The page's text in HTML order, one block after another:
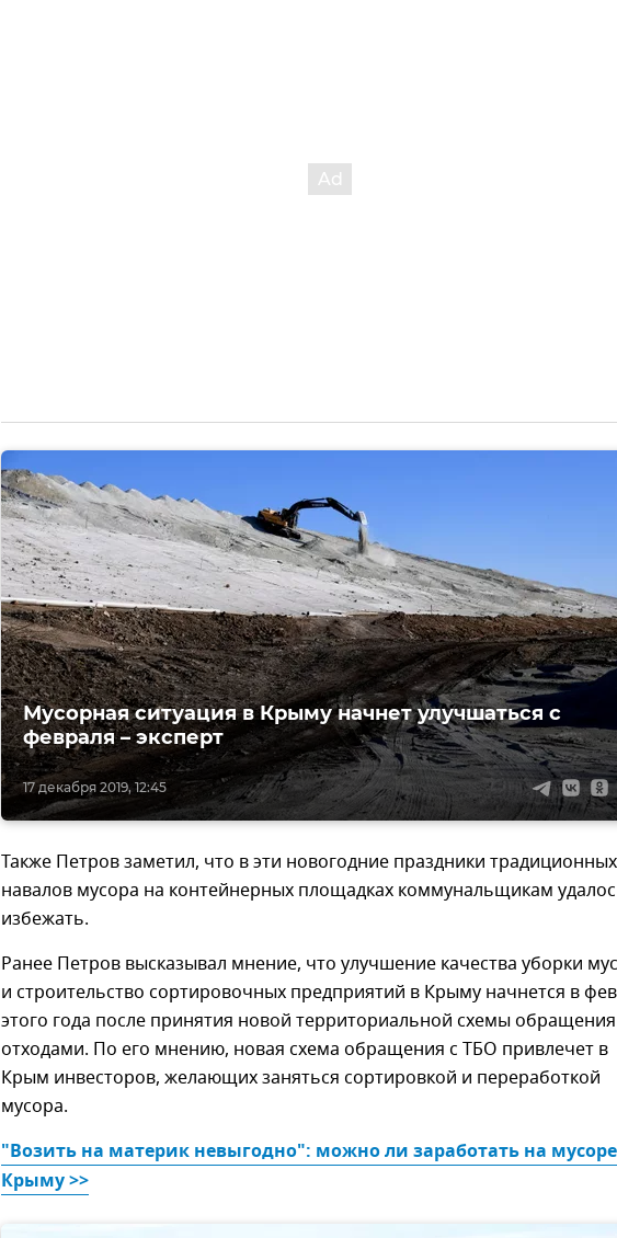
17 декабря 2019, 12:45
Мусорная ситуация в Крыму начнет улучшаться с
февраля – эксперт
Также Петров заметил, что в эти новогодние праздники традиционных
навалов мусора на контейнерных площадках коммунальщикам
избежать.
Ранее Петров высказывал мнение, что улучшение качества уборки
и строительство сортировочных предприятий в Крыму начнется в
этого года после принятия новой территориальной схемы
отходами. По его мнению, новая схема обращения с ТБО привлечет в
Крым инвесторов, желающих заняться сортировкой и переработкой
мусора.
"Возить на материк невыгодно": можно ли заработать на
Крыму >>